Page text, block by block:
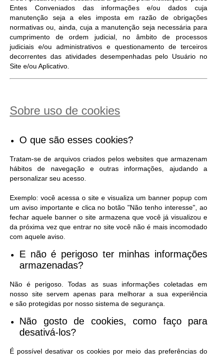
Entes Conveniados das informações e/ou dados cuja
manutenção seja a eles imposta em razão de obrigações
normativas ou, ainda, cuja a manutenção seja necessária para
cumprimento de ordem judicial, no âmbito de processos
judiciais e/ou administrativos e questionamento de terceiros
decorrentes das atividades desempenhadas pelo Usuário no
Site e/ou Aplicativo.
Sobre uso de cookies
O que são esses cookies?
Tratam-se de arquivos criados pelos websites que armazenam
hábitos de navegação e outras informações, ajudando a
personalizar seu acesso.
Exemplo: você acessa o site e visualiza um banner popup com
um aviso importante e clica no botão "Não tenho interesse", ao
fechar aquele banner o site armazena que você já visualizou e
da próxima vez que entrar no site você não é mais incomodado
com aquele aviso.
E não é perigoso ter minhas informações
armazenadas?
Não é perigoso. Todas as suas informações coletadas em
nosso site servem apenas para melhorar a sua experiência
e são protegidas por nosso sistema de segurança.
Não gosto de cookies, como faço para
desativá-los?
É possível desativar os cookies por meio das preferências do